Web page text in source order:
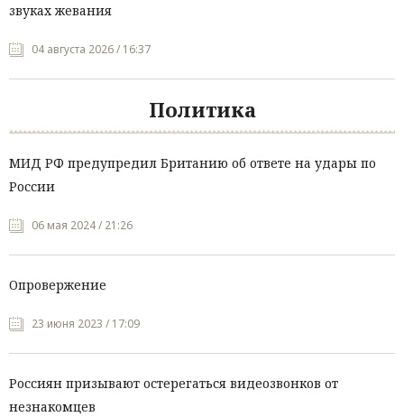
звуках жевания
04 августа 2026 / 16:37
Политика
МИД РФ предупредил Британию об ответе на удары по
России
06 мая 2024 / 21:26
Опровержение
23 июня 2023 / 17:09
Россиян призывают остерегаться видеозвонков от
незнакомцев